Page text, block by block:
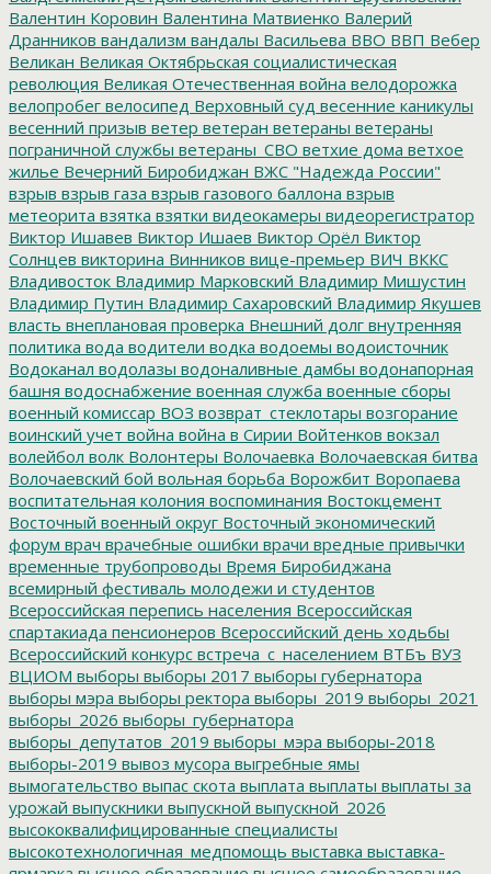
Валентин Коровин Валентина Матвиенко Валерий
Дранников вандализм вандалы Васильева ВВО ВВП Вебер
Великан Великая Октябрьская социалистическая
революция Великая Отечественная война велодорожка
велопробег велосипед Верховный суд весенние каникулы
весенний призыв ветер ветеран ветераны ветераны
пограничной службы ветераны_СВО ветхие дома ветхое
жилье Вечерний Биробиджан ВЖС "Надежда России"
взрыв взрыв газа взрыв газового баллона взрыв
метеорита взятка взятки видеокамеры видеорегистратор
Виктор Ишавев Виктор Ишаев Виктор Орёл Виктор
Солнцев викторина Винников вице-премьер ВИЧ ВККС
Владивосток Владимир Марковский Владимир Мишустин
Владимир Путин Владимир Сахаровский Владимир Якушев
власть внеплановая проверка Внешний долг внутренняя
политика вода водители водка водоемы водоисточник
Водоканал водолазы водоналивные дамбы водонапорная
башня водоснабжение военная служба военные сборы
военный комиссар ВОЗ возврат_стеклотары возгорание
воинский учет война война в Сирии Войтенков вокзал
волейбол волк Волонтеры Волочаевка Волочаевская битва
Волочаевский бой вольная борьба Ворожбит Воропаева
воспитательная колония воспоминания Востокцемент
Восточный военный округ Восточный экономический
форум врач врачебные ошибки врачи вредные привычки
временные трубопроводы Время Биробиджана
всемирный фестиваль молодежи и студентов
Всероссийская перепись населения Всероссийская
спартакиада пенсионеров Всероссийский день ходьбы
Всероссийский конкурс встреча_с_населением ВТБъ ВУЗ
ВЦИОМ выборы выборы 2017 выборы губернатора
выборы мэра выборы ректора выборы_2019 выборы_2021
выборы_2026 выборы_губернатора
выборы_депутатов_2019 выборы_мэра выборы-2018
выборы-2019 вывоз мусора выгребные ямы
вымогательство выпас скота выплата выплаты выплаты за
урожай выпускники выпускной выпускной_2026
высококвалифицированные специалисты
высокотехнологичная_медпомощь выставка выставка-